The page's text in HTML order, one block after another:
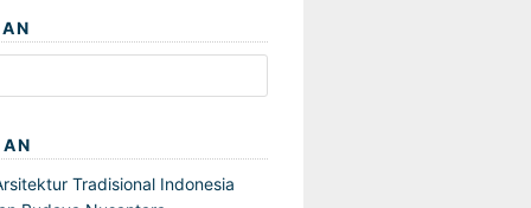
Tradisional Indonesia